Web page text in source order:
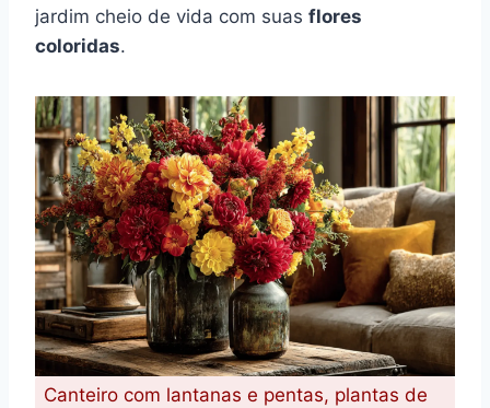
jardim cheio de vida com suas flores
coloridas.
Canteiro com lantanas e pentas, plantas de